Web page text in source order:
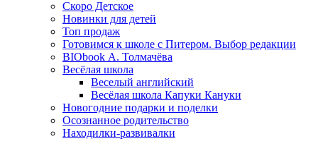
Скоро Детское
Новинки для детей
Топ продаж
Готовимся к школе с Питером. Выбор редакции
BIObook А. Толмачёва
Весёлая школа
Веселый английский
Весёлая школа Капуки Кануки
Новогодние подарки и поделки
Осознанное родительство
Находилки-развивалки